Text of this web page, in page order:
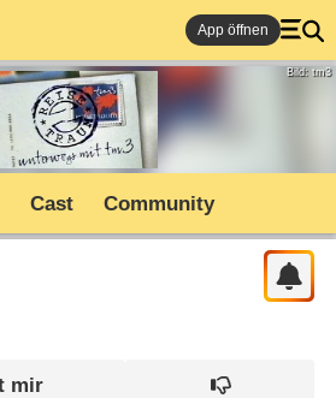
App öffnen
Bild: tm3
Cast Community